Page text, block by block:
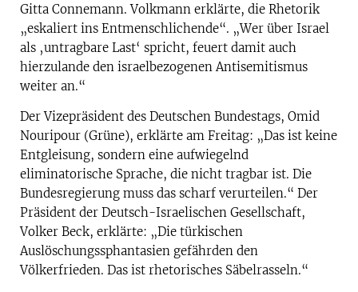
Gitta Connemann. Volkmann erklärte, die Rhetorik
„eskaliert ins Entmenschlichende“. „Wer über Israel
als ‚untragbare Last‘ spricht, feuert damit auch
hierzulande den israelbezogenen Antisemitismus
weiter an.“
Der Vizepräsident des Deutschen Bundestags, Omid
Nouripour (Grüne), erklärte am Freitag: „Das ist keine
Entgleisung, sondern eine aufwiegelnd
eliminatorische Sprache, die nicht tragbar ist. Die
Bundesregierung muss das scharf verurteilen.“ Der
Präsident der Deutsch-Israelischen Gesellschaft,
Volker Beck, erklärte: „Die türkischen
Auslöschungssphantasien gefährden den
Völkerfrieden. Das ist rhetorisches Säbelrasseln.“